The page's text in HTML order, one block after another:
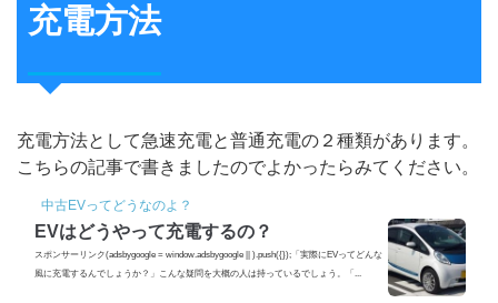
充電方法
充電方法として急速充電と普通充電の２種類があります。
こちらの記事で書きましたのでよかったらみてください。
中古EVってどうなのよ？
EVはどうやって充電するの？
スポンサーリンク(adsbygoogle = window.adsbygoogle || ).push({});「実際にEVってどんな
風に充電するんでしょうか？」こんな疑問を大概の人は持っているでしょう。「...